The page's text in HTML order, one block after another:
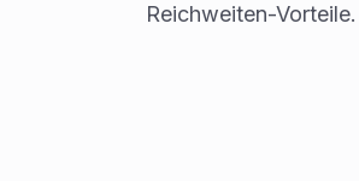
Reichweiten-Vorteile.